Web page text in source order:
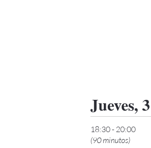
Jueves,
18:30 - 20:00
(90 minutos)